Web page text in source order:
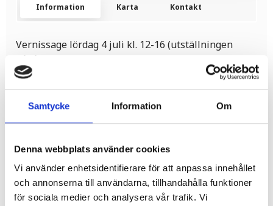
Samtycke Information Om
Denna webbplats använder cookies
Vi använder enhetsidentifierare för att anpassa innehållet
och annonserna till användarna, tillhandahålla funktioner
för sociala medier och analysera vår trafik. Vi
Information Karta Kontakt
Vernissage lördag 4 juli kl. 12-16 (utställningen
pågår fram till och med 26 juli)
Måleri i olja/blyerts/akryl
Välkomna!